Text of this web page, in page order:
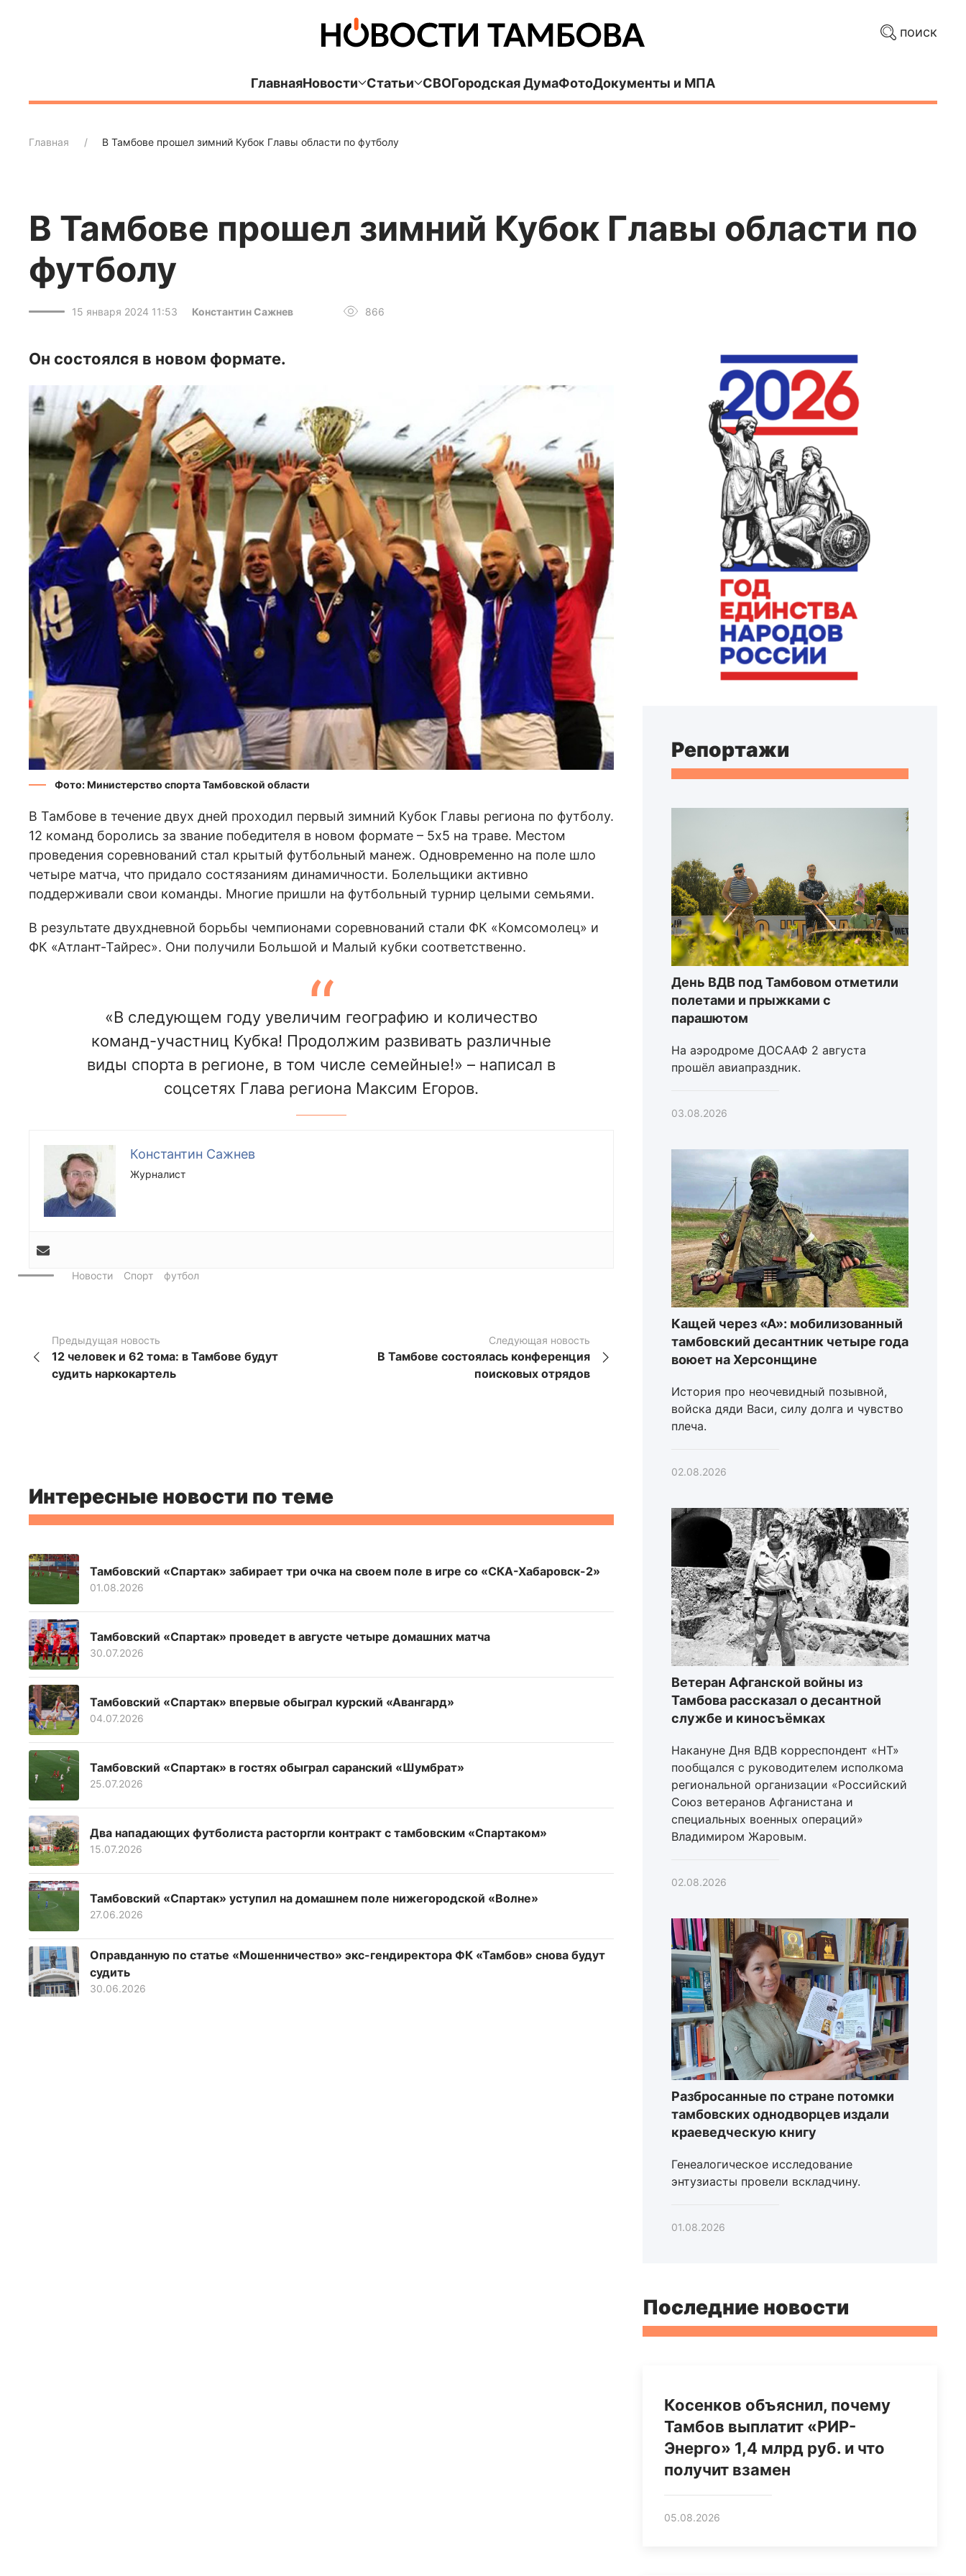
поиск
ГлавнаяНовости Статьи СВОГородская ДумаФотоДокументы и МПА
Главная В Тамбове прошел зимний Кубок Главы области по футболу
В Тамбове прошел зимний Кубок Главы области по
футболу
15 января 2024 11:53 Константин Сажнев 866
Он состоялся в новом формате.
Фото: Министерство спорта Тамбовской области
В Тамбове в течение двух дней проходил первый зимний Кубок Главы региона по футболу.
12 команд боролись за звание победителя в новом формате – 5х5 на траве. Местом
проведения соревнований стал крытый футбольный манеж. Одновременно на поле шло
четыре матча, что придало состязаниям динамичности. Болельщики активно
поддерживали свои команды. Многие пришли на футбольный турнир целыми семьями.
В результате двухдневной борьбы чемпионами соревнований стали ФК «Комсомолец» и
ФК «Атлант-Тайрес». Они получили Большой и Малый кубки соответственно.
«В следующем году увеличим географию и количество
команд-участниц Кубка! Продолжим развивать различные
виды спорта в регионе, в том числе семейные!» – написал в
соцсетях Глава региона Максим Егоров.
Константин Сажнев
Журналист
Новости Спорт футбол
Предыдущая новость
12 человек и 62 тома: в Тамбове будут
судить наркокартель
Следующая новость
В Тамбове состоялась конференция
поисковых отрядов
Интересные новости по теме
Тамбовский «Спартак» забирает три очка на своем поле в игре со «СКА-Хабаровск-2»
01.08.2026
Тамбовский «Спартак» проведет в августе четыре домашних матча
30.07.2026
Тамбовский «Спартак» впервые обыграл курский «Авангард»
04.07.2026
Тамбовский «Спартак» в гостях обыграл саранский «Шумбрат»
25.07.2026
Два нападающих футболиста расторгли контракт с тамбовским «Спартаком»
15.07.2026
Тамбовский «Спартак» уступил на домашнем поле нижегородской «Волне»
27.06.2026
Оправданную по статье «Мошенничество» экс-гендиректора ФК «Тамбов» снова будут
судить
30.06.2026
Репортажи
День ВДВ под Тамбовом отметили
полетами и прыжками с
парашютом
На аэродроме ДОСААФ 2 августа
прошёл авиапраздник.
03.08.2026
Кащей через «А»: мобилизованный
тамбовский десантник четыре года
воюет на Херсонщине
История про неочевидный позывной,
войска дяди Васи, силу долга и чувство
плеча.
02.08.2026
Ветеран Афганской войны из
Тамбова рассказал о десантной
службе и киносъёмках
Накануне Дня ВДВ корреспондент «НТ»
пообщался с руководителем исполкома
региональной организации «Российский
Союз ветеранов Афганистана и
специальных военных операций»
Владимиром Жаровым.
02.08.2026
Разбросанные по стране потомки
тамбовских однодворцев издали
краеведческую книгу
Генеалогическое исследование
энтузиасты провели вскладчину.
01.08.2026
Последние новости
Косенков объяснил, почему
Тамбов выплатит «РИР-
Энерго» 1,4 млрд руб. и что
получит взамен
05.08.2026